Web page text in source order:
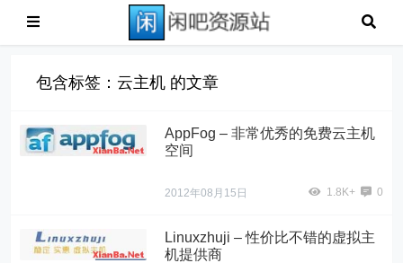
包含标签：云主机 的文章
AppFog – 非常优秀的免费云主机
空间
2012年08月15日 1.8K+ 0
Linuxzhuji – 性价比不错的虚拟主
机提供商